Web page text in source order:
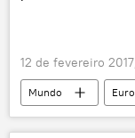
12 de fevereiro
Mundo
Alemanha